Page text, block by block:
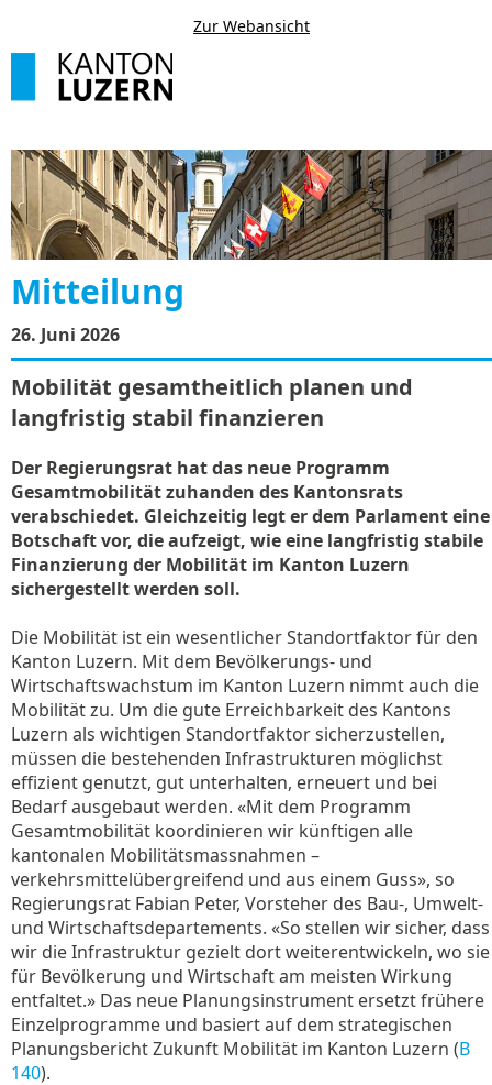
Zur Webansicht
Mitteilung
26. Juni 2026
Mobilität gesamtheitlich planen und
langfristig stabil finanzieren
Der Regierungsrat hat das neue Programm
Gesamtmobilität zuhanden des Kantonsrats
verabschiedet. Gleichzeitig legt er dem Parlament eine
Botschaft vor, die aufzeigt, wie eine langfristig stabile
Finanzierung der Mobilität im Kanton Luzern
sichergestellt werden soll.
Die Mobilität ist ein wesentlicher Standortfaktor für den
Kanton Luzern. Mit dem Bevölkerungs- und
Wirtschaftswachstum im Kanton Luzern nimmt auch die
Mobilität zu. Um die gute Erreichbarkeit des Kantons
Luzern als wichtigen Standortfaktor sicherzustellen,
müssen die bestehenden Infrastrukturen möglichst
effizient genutzt, gut unterhalten, erneuert und bei
Bedarf ausgebaut werden. «Mit dem Programm
Gesamtmobilität koordinieren wir künftigen alle
kantonalen Mobilitätsmassnahmen –
verkehrsmittelübergreifend und aus einem Guss», so
Regierungsrat Fabian Peter, Vorsteher des Bau-, Umwelt-
und Wirtschaftsdepartements. «So stellen wir sicher, dass
wir die Infrastruktur gezielt dort weiterentwickeln, wo sie
für Bevölkerung und Wirtschaft am meisten Wirkung
entfaltet.» Das neue Planungsinstrument ersetzt frühere
Einzelprogramme und basiert auf dem strategischen
Planungsbericht Zukunft Mobilität im Kanton Luzern (B
140).